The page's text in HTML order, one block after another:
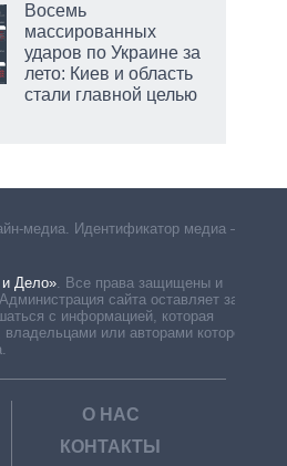
Восемь
массированных
ударов по Украине за
лето: Киев и область
стали главной целью
медиа. Идентификатор медиа –
Дело». Все права защищены и
сайта оставляет за
с информацией, которая
владельцами или авторами которой
О НАС
КОНТАКТЫ